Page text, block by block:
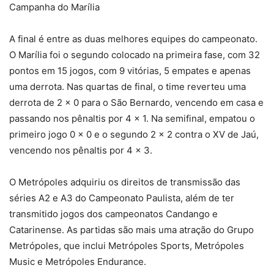
Campanha do Marília
A final é entre as duas melhores equipes do campeonato.
O Marília foi o segundo colocado na primeira fase, com 32
pontos em 15 jogos, com 9 vitórias, 5 empates e apenas
uma derrota. Nas quartas de final, o time reverteu uma
derrota de 2 x 0 para o São Bernardo, vencendo em casa e
passando nos pênaltis por 4 x 1. Na semifinal, empatou o
primeiro jogo 0 x 0 e o segundo 2 x 2 contra o XV de Jaú,
vencendo nos pênaltis por 4 x 3.
O Metrópoles adquiriu os direitos de transmissão das
séries A2 e A3 do Campeonato Paulista, além de ter
transmitido jogos dos campeonatos Candango e
Catarinense. As partidas são mais uma atração do Grupo
Metrópoles, que inclui Metrópoles Sports, Metrópoles
Music e Metrópoles Endurance.